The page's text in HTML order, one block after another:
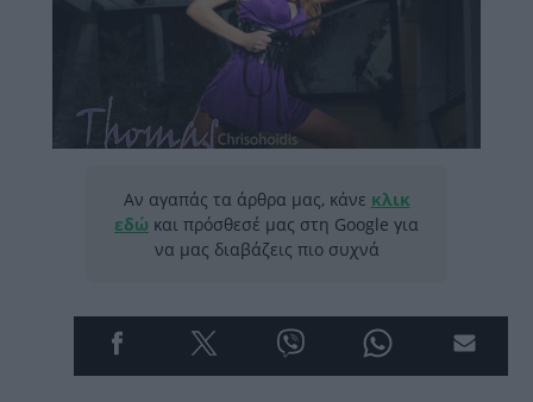
Αν αγαπάς τα άρθρα μας, κάνε κλικ
εδώ και πρόσθεσέ μας στη Google για
να μας διαβάζεις πιο συχνά